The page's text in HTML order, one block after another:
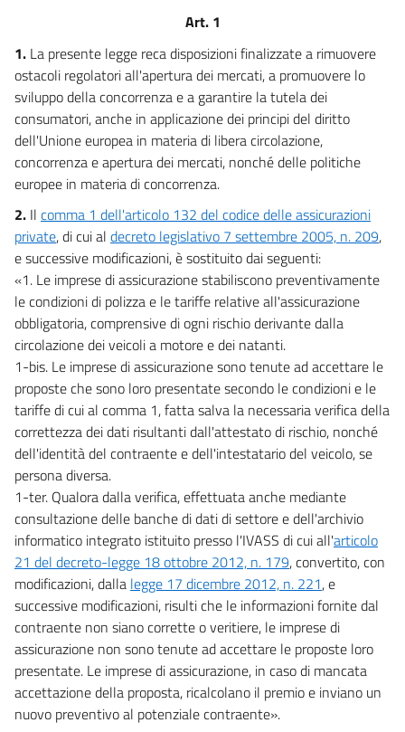
Art. 1
1. La presente legge reca disposizioni finalizzate a rimuovere
ostacoli regolatori all'apertura dei mercati, a promuovere lo
sviluppo della concorrenza e a garantire la tutela dei
consumatori, anche in applicazione dei principi del diritto
dell'Unione europea in materia di libera circolazione,
concorrenza e apertura dei mercati, nonché delle politiche
europee in materia di concorrenza.
2. Il comma 1 dell'articolo 132 del codice delle assicurazioni
private, di cui al decreto legislativo 7 settembre 2005, n. 209,
e successive modificazioni, è sostituito dai seguenti:
«1. Le imprese di assicurazione stabiliscono preventivamente
le condizioni di polizza e le tariffe relative all'assicurazione
obbligatoria, comprensive di ogni rischio derivante dalla
circolazione dei veicoli a motore e dei natanti.
1-bis. Le imprese di assicurazione sono tenute ad accettare le
proposte che sono loro presentate secondo le condizioni e le
tariffe di cui al comma 1, fatta salva la necessaria verifica della
correttezza dei dati risultanti dall'attestato di rischio, nonché
dell'identità del contraente e dell'intestatario del veicolo, se
persona diversa.
1-ter. Qualora dalla verifica, effettuata anche mediante
consultazione delle banche di dati di settore e dell'archivio
informatico integrato istituito presso l'IVASS di cui all'articolo
21 del decreto-legge 18 ottobre 2012, n. 179, convertito, con
modificazioni, dalla legge 17 dicembre 2012, n. 221, e
successive modificazioni, risulti che le informazioni fornite dal
contraente non siano corrette o veritiere, le imprese di
assicurazione non sono tenute ad accettare le proposte loro
presentate. Le imprese di assicurazione, in caso di mancata
accettazione della proposta, ricalcolano il premio e inviano un
nuovo preventivo al potenziale contraente».